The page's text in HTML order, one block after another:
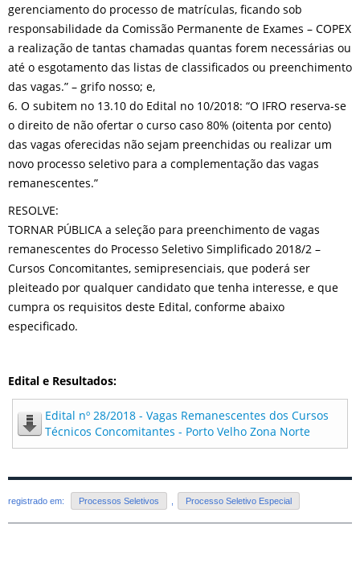
gerenciamento do processo de matrículas, ficando sob
responsabilidade da Comissão Permanente de Exames – COPEX
a realização de tantas chamadas quantas forem necessárias ou
até o esgotamento das listas de classificados ou preenchimento
das vagas.” – grifo nosso; e,
6. O subitem no 13.10 do Edital no 10/2018: “O IFRO reserva-se
o direito de não ofertar o curso caso 80% (oitenta por cento)
das vagas oferecidas não sejam preenchidas ou realizar um
novo processo seletivo para a complementação das vagas
remanescentes.”
RESOLVE:
TORNAR PÚBLICA a seleção para preenchimento de vagas
remanescentes do Processo Seletivo Simplificado 2018/2 –
Cursos Concomitantes, semipresenciais, que poderá ser
pleiteado por qualquer candidato que tenha interesse, e que
cumpra os requisitos deste Edital, conforme abaixo
especificado.
Edital e Resultados:
Edital nº 28/2018 - Vagas Remanescentes dos Cursos
Técnicos Concomitantes - Porto Velho Zona Norte
registrado em: Processos Seletivos , Processo Seletivo Especial